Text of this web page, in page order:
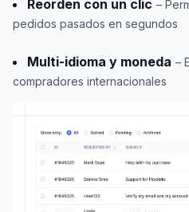
Reorden con un clic –
pedidos pasados en segundos
Multi-idioma y moneda –
compradores internacionales